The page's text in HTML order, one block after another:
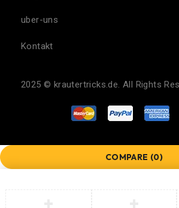
uber-uns
Kontakt
2025 © krautertricks.de. All Rights
COMPARE (0)